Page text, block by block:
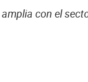
con el